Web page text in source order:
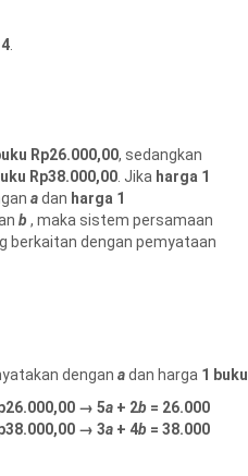
Rp26.000,00, sedangkan
Rp38.000,00 . Jika harga 1
adan harga 1
b , maka sistem persamaan
berkaitan dengan pemyataan
dengan adan harga 1 buku
→ 5a + 2b = 26.000
→ 3a + 4b = 38.000